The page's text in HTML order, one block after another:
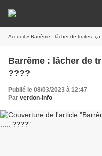
Accueil » Barrême : lâcher de truites:
Barrême : lâcher de
????
Publié le 08/03/2023 à 12:47
Par verdon-info